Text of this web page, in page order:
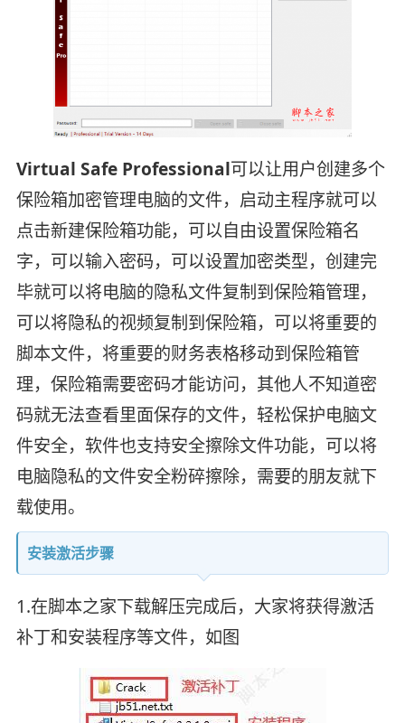
Virtual Safe Professional可以让用户创建多个
保险箱加密管理电脑的文件，启动主程序就可以
点击新建保险箱功能，可以自由设置保险箱名
字，可以输入密码，可以设置加密类型，创建完
毕就可以将电脑的隐私文件复制到保险箱管理，
可以将隐私的视频复制到保险箱，可以将重要的
脚本文件，将重要的财务表格移动到保险箱管
理，保险箱需要密码才能访问，其他人不知道密
码就无法查看里面保存的文件，轻松保护电脑文
件安全，软件也支持安全擦除文件功能，可以将
电脑隐私的文件安全粉碎擦除，需要的朋友就下
载使用。
安装激活步骤
1.在脚本之家下载解压完成后，大家将获得激活
补丁和安装程序等文件，如图